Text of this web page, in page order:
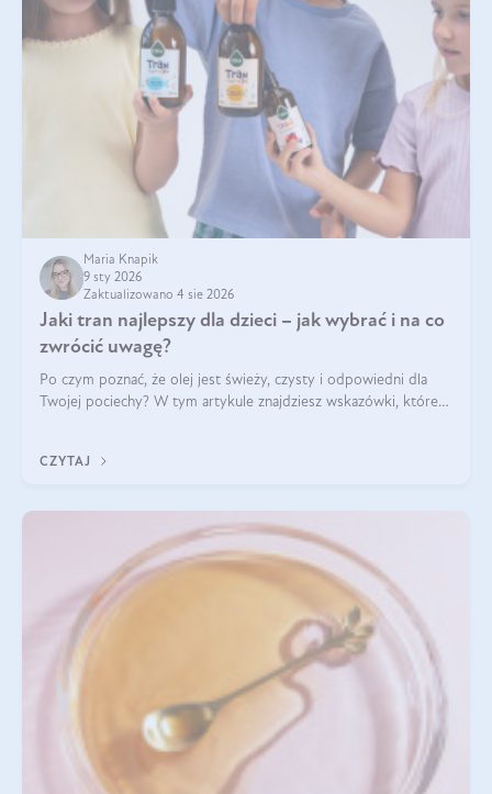
Maria Knapik
9 sty 2026
Zaktualizowano 4 sie 2026
Jaki tran najlepszy dla dzieci – jak wybrać i na co
zwrócić uwagę?
Po czym poznać, że olej jest świeży, czysty i odpowiedni dla
Twojej pociechy? W tym artykule znajdziesz wskazówki, które
CZYTAJ